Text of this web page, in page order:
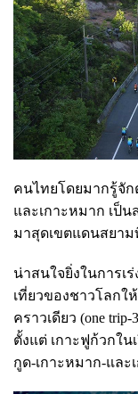
คนไทยโดยมากรู้จัก
และเกาะหมาก เป็
มาสุดเขตแดนสยา
น่าสนใจยิ่งในการเ
เที่ยวของชาวโลกใ
คราวเดียว (one
ตั้งแต่ เกาะฟูก้วกใน
กูด-เกาะหมาก-และ